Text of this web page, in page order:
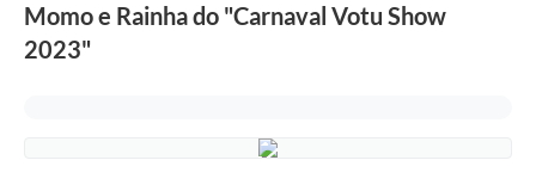
Prestação de Contas
Momo e Rainha do "Carnaval Votu Show
2023"